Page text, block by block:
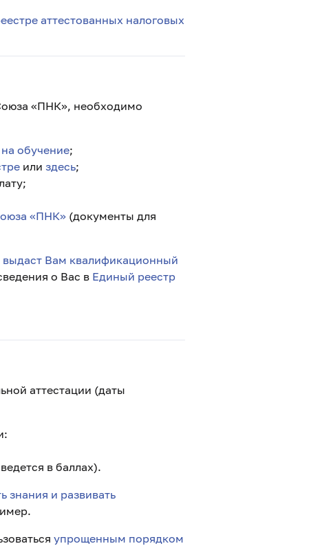
аттестованных налоговых
«ПНК», необходимо
обучение;
или здесь;
«ПНК» (документы для
выдаст Вам квалификационный
о Вас в Единый реестр
аттестации (даты
в баллах).
знания и развивать
упрощенным порядком